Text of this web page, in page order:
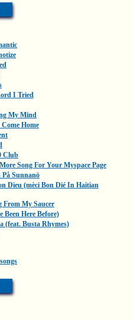
I Tried
My Mind
Home
Club
Song For Your Myspace Page
På Sunnanö
Dieu (mèci Bon Dié In Haitian
From My Saucer
Been Here Before)
(feat. Busta Rhymes)